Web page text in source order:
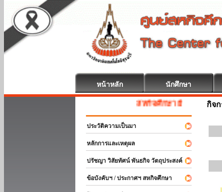
หน้าหลัก นักศึกษา
สหกิจศึกษา ยินดีต้อนรับ
ประวัติความเป็นมา
หลักการและเหตุผล
ปรัชญา วิสัยทัศน์ พันธกิจ วัตถุประสงค์
ข้อบังคับฯ / ประกาศฯ สหกิจศึกษา
กิจ